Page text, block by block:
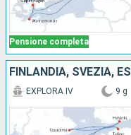
Pensione completa
EXPLORA IV 9 g